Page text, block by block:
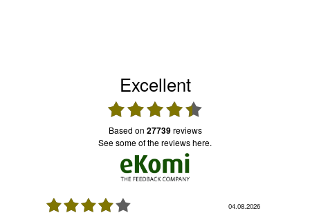
Excellent
based on 27739reviews
see some of the reviews here.
03.08.2026